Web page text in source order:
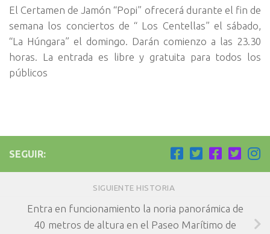
El Certamen de Jamón “Popi” ofrecerá durante el fin de
semana los conciertos de “ Los Centellas” el sábado,
“La Húngara” el domingo. Darán comienzo a las 23.30
horas. La entrada es libre y gratuita para todos los
públicos
SEGUIR:
SIGUIENTE HISTORIA
Entra en funcionamiento la noria panorámica de
40 metros de altura en el Paseo Marítimo de